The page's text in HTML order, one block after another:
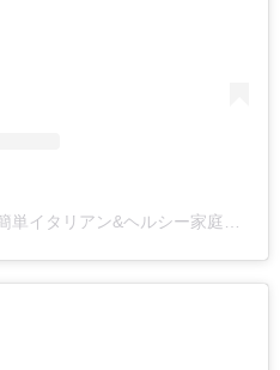
A post shared by 富岡清美/簡単イタリアン&ヘルシー家庭料理 (@kiyomitomioka)